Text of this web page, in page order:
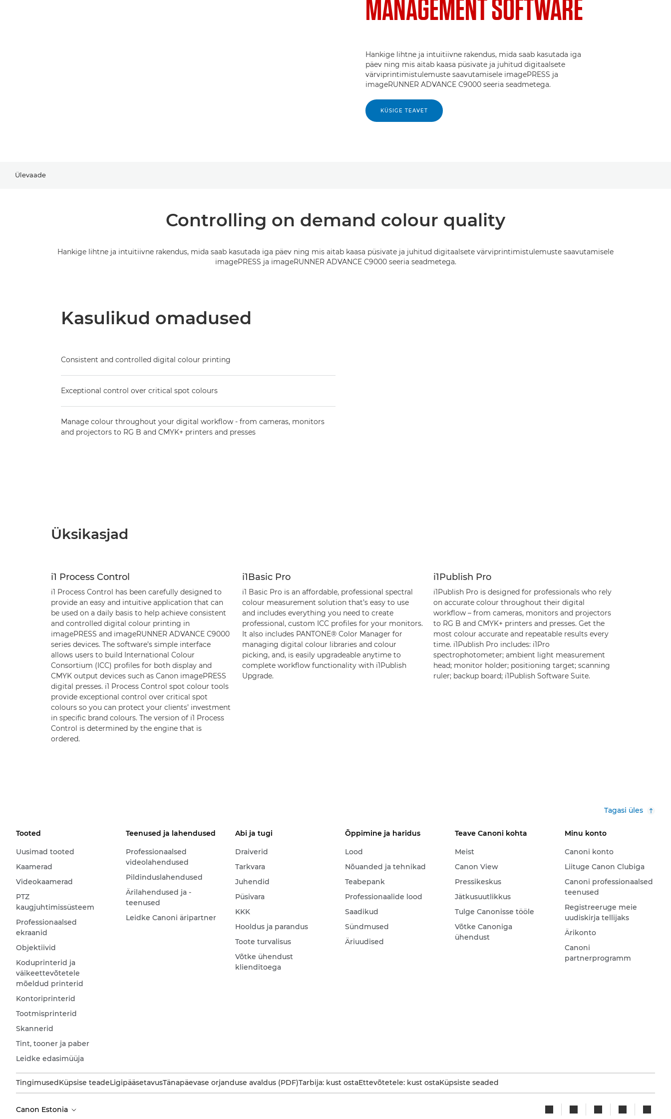
MANAGEMENT SOFTWARE
Hankige lihtne ja intuitiivne rakendus, mida saab kasutada iga
päev ning mis aitab kaasa püsivate ja juhitud digitaalsete
värviprintimistulemuste saavutamisele imagePRESS ja
imageRUNNER ADVANCE C9000 seeria seadmetega.
KÜSIGE TEAVET
Ülevaade
Controlling on demand colour quality
Hankige lihtne ja intuitiivne rakendus, mida saab kasutada iga päev ning mis aitab kaasa püsivate ja juhitud digitaalsete värviprintimistulemuste saavutamisele
imagePRESS ja imageRUNNER ADVANCE C9000 seeria seadmetega.
Kasulikud omadused
Consistent and controlled digital colour printing
Exceptional control over critical spot colours
Manage colour throughout your digital workflow - from cameras, monitors
and projectors to RG B and CMYK+ printers and presses
Üksikasjad
i1 Process Control
i1 Process Control has been carefully designed to
provide an easy and intuitive application that can
be used on a daily basis to help achieve consistent
and controlled digital colour printing in
imagePRESS and imageRUNNER ADVANCE C9000
series devices. The software’s simple interface
allows users to build International Colour
Consortium (ICC) profiles for both display and
CMYK output devices such as Canon imagePRESS
digital presses. i1 Process Control spot colour tools
provide exceptional control over critical spot
colours so you can protect your clients’ investment
in specific brand colours. The version of i1 Process
Control is determined by the engine that is
ordered.
i1Basic Pro
i1 Basic Pro is an affordable, professional spectral
colour measurement solution that’s easy to use
and includes everything you need to create
professional, custom ICC profiles for your monitors.
It also includes PANTONE® Color Manager for
managing digital colour libraries and colour
picking, and, is easily upgradeable anytime to
complete workflow functionality with i1Publish
Upgrade.
i1Publish Pro
i1Publish Pro is designed for professionals who rely
on accurate colour throughout their digital
workflow – from cameras, monitors and projectors
to RG B and CMYK+ printers and presses. Get the
most colour accurate and repeatable results every
time. i1Publish Pro includes: i1Pro
spectrophotometer; ambient light measurement
head; monitor holder; positioning target; scanning
ruler; backup board; i1Publish Software Suite.
Tagasi üles
Tooted
Uusimad tooted
Kaamerad
Videokaamerad
PTZ
kaugjuhtimissüsteem
Professionaalsed
ekraanid
Objektiivid
Koduprinterid ja
väikeettevõtetele
mõeldud printerid
Kontoriprinterid
Tootmisprinterid
Skannerid
Tint, tooner ja paber
Leidke edasimüüja
Teenused ja lahendused
Professionaalsed
videolahendused
Pildinduslahendused
Ärilahendused ja -
teenused
Leidke Canoni äripartner
Abi ja tugi
Draiverid
Tarkvara
Juhendid
Püsivara
KKK
Hooldus ja parandus
Toote turvalisus
Võtke ühendust
klienditoega
Õppimine ja haridus
Lood
Nõuanded ja tehnikad
Teabepank
Professionaalide lood
Saadikud
Sündmused
Äriuudised
Teave Canoni kohta
Meist
Canon View
Pressikeskus
Jätkusuutlikkus
Tulge Canonisse tööle
Võtke Canoniga
ühendust
Minu konto
Canoni konto
Liituge Canon Clubiga
Canoni professionaalsed
teenused
Registreeruge meie
uudiskirja tellijaks
Ärikonto
Canoni
partnerprogramm
TingimusedKüpsise teadeLigipääsetavusTänapäevase orjanduse avaldus (PDF)Tarbija: kust ostaEttevõtetele: kust ostaKüpsiste seaded
Canon Estonia